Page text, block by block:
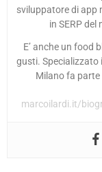
sviluppatore di app
in SERP del
E’ anche un food
gusti. Specializzato
Milano fa parte
marcoilardi.it/